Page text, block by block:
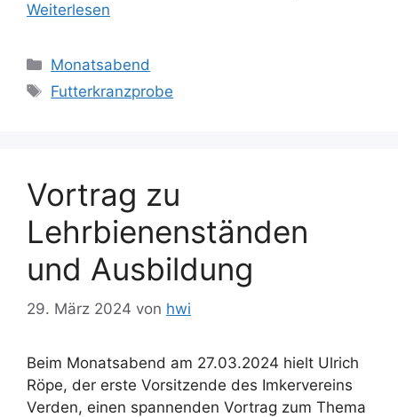
Weiterlesen
Kategorien
Monatsabend
Schlagwörter
Futterkranzprobe
Vortrag zu
Lehrbienenständen
und Ausbildung
29. März 2024 von hwi
Beim Monatsabend am 27.03.2024 hielt Ulrich
Röpe, der erste Vorsitzende des Imkervereins
Verden, einen spannenden Vortrag zum Thema